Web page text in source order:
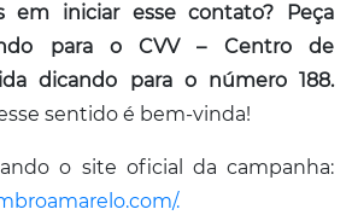
em iniciar esse contato? Peça
para o CVV – Centro de
dicando para o número 188.
sentido é bem-vinda!
o site oficial da campanha:
.